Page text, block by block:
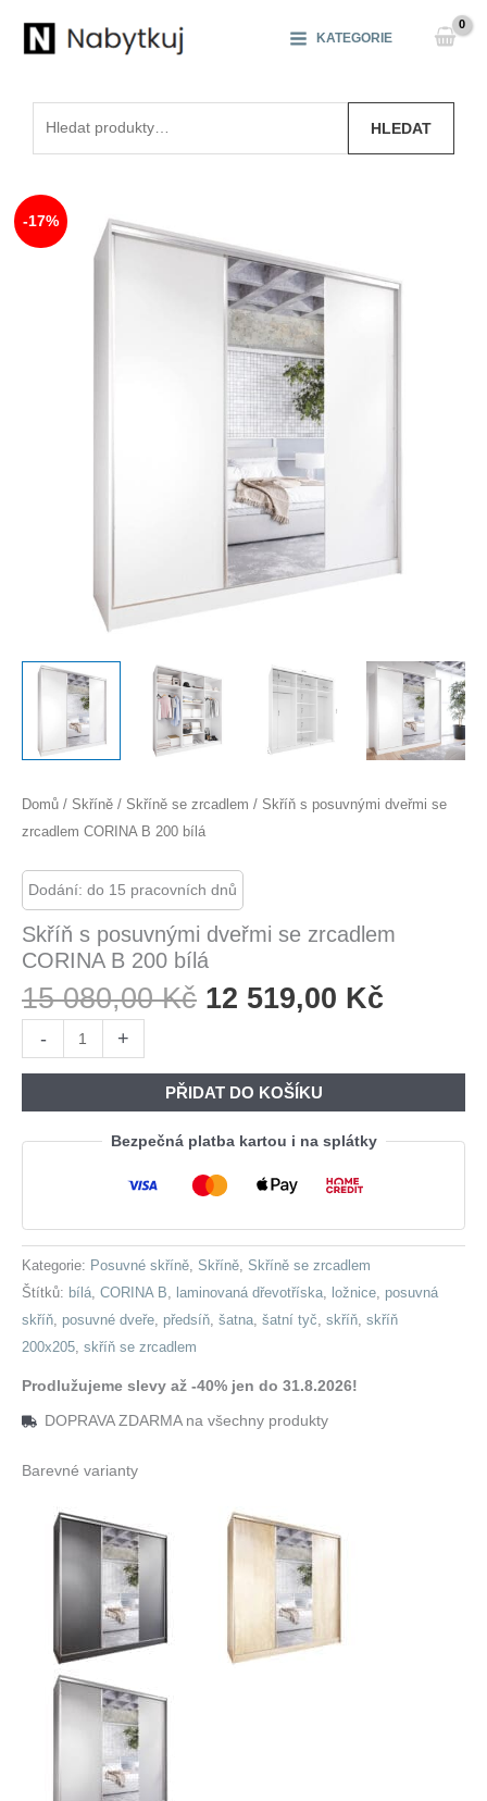
KATEGORIE
HLEDAT
-17%
Domů / Skříně / Skříně se zrcadlem / Skříň s posuvnými dveřmi se
zrcadlem CORINA B 200 bílá
Dodání: do 15 pracovních dnů
Skříň s posuvnými dveřmi se zrcadlem
CORINA B 200 bílá
15 080,00Kč Původní
15
080,00 Kč.
12 519,00 Kč
519,00
-
s
dveřmi
se
200
bílá
množství
+
PŘIDAT DO KOŠÍKU
Bezpečná platba kartou i na splátky
Kategorie: Posuvné skříně, Skříně, Skříně se zrcadlem
Štítků: bílá, CORINA B, laminovaná dřevotříska, ložnice, posuvná
skříň, posuvné dveře, předsíň, šatna, šatní tyč, skříň, skříň
200x205, skříň se zrcadlem
Prodlužujeme slevy až -40% jen do 31.8.2026!
DOPRAVA ZDARMA na všechny produkty
Barevné varianty